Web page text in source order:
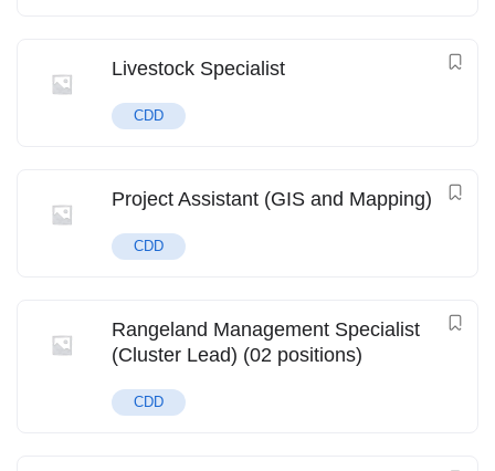
Livestock Specialist
CDD
Project Assistant (GIS and Mapping)
CDD
Rangeland Management Specialist
(Cluster Lead) (02 positions)
CDD